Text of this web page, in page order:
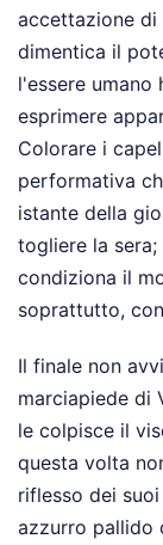
accettazione di
dimentica il
l'essere
esprimere
Colorare i
performativa
istante della
togliere la
condiziona il
soprattutto,
Il finale non
marciapiede di
le colpisce il
questa volta
riflesso dei
azzurro pallido